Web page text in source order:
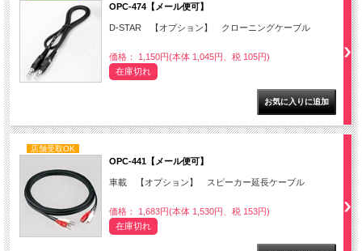
OPC-474【メール便可】
D-STAR 【オプション】 クローニングケーブル
価格： 1,150円(本体 1,045円、税 105円)
在庫切れ
店舗受取OK
OPC-441【メール便可】
車載 【オプション】 スピーカー延長ケーブル
価格： 1,683円(本体 1,530円、税 153円)
在庫切れ